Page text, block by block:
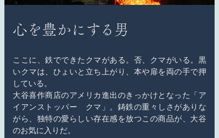
心を豊かにする男
ここに、鉄でできたクマがある。否、クマがいる。黒
いクマは、ひょいと立ち上がり、本や扉を両の手で押
している。
大谷喜作商店のアメリカ進出のきっかけとなった「ア
イアンストッパー クマ」。鋳鉄の重々しさがありな
がら、独特の愛らしい存在感を放つこの商品が、大谷
のお気に入りだ。